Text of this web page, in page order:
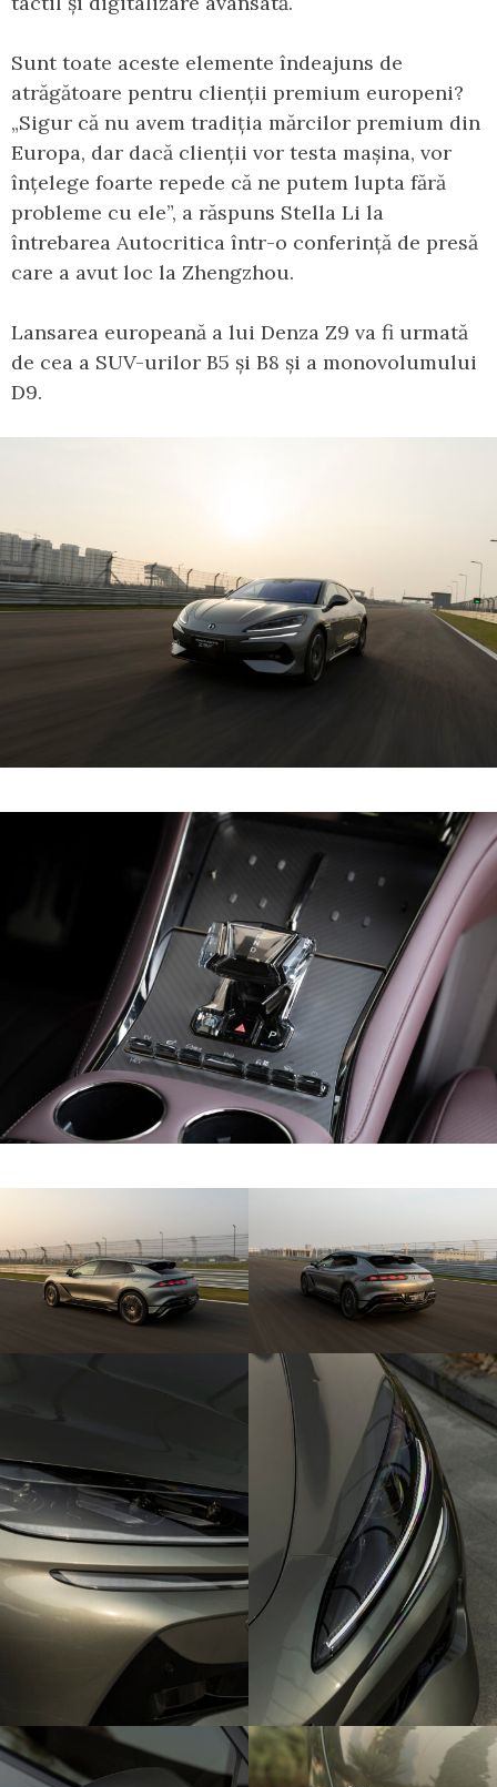
Sunt toate aceste elemente îndeajuns de
atrăgătoare pentru clienții premium europeni?
„Sigur că nu avem tradiția mărcilor premium din
Europa, dar dacă clienții vor testa mașina, vor
înțelege foarte repede că ne putem lupta fără
probleme cu ele”, a răspuns Stella Li la
întrebarea Autocritica într-o conferință de presă
care a avut loc la Zhengzhou.
Lansarea europeană a lui Denza Z9 va fi urmată
de cea a SUV-urilor B5 și B8 și a monovolumului
D9.